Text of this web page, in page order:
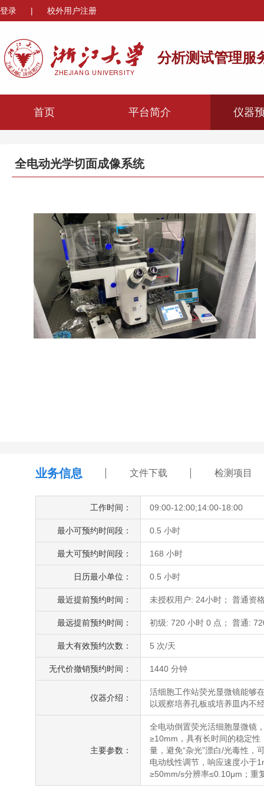
登录 | 校外用户注册
分析测试管理服
首页 平台简介 仪器
全电动光学切面成像系统
业务信息 文件下载 检测项目
工作时间： 09:00-12:00;14:00-18:00
最小可预约时间段： 0.5 小时
最大可预约时间段： 168 小时
日历最小单位： 0.5 小时
最近提前预约时间： 未授权用户: 24小时； 普通资
最远提前预约时间： 初级: 720 小时 0 点； 普通:
最大有效预约次数： 5 次/天
无代价撤销预约时间： 1440 分钟
仪器介绍：
活细胞工作站荧光显微镜能够
以观察培养孔板或培养皿内不
主要参数：
全电动倒置荧光活细胞显微镜
≥10mm，具有长时间的稳定
量，避免“杂光”漂白/光毒性，
电动线性调节，响应速度小于
≥50mm/s分辨率≤0.10μm；重